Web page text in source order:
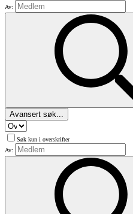
Av:
Avansert søk...
Søk kun i overskrifter
Av: